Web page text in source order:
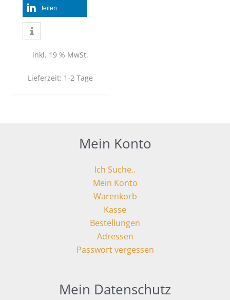
teilen
inkl. 19 % MwSt.
Lieferzeit: 1-2 Tage
Mein Konto
Ich Suche..
Mein Konto
Warenkorb
Kasse
Bestellungen
Adressen
Passwort vergessen
Mein Datenschutz